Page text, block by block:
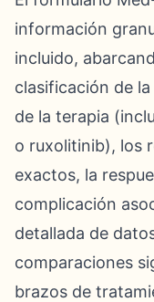
información
incluido,
clasificación de
de la terapia
o ruxolitinib), los
exactos, la
complicación
detallada de
comparaciones
brazos de